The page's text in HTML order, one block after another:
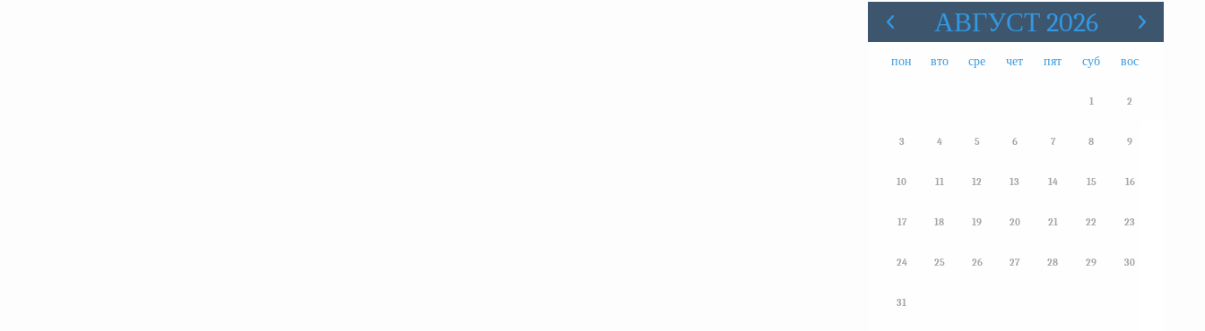
АВГУСТ 2026
пон вто сре чет пят суб вос
1 2
3 4 5 6 7 8 9
10 11 12 13 14 15 16
17 18 19 20 21 22 23
24 25 26 27 28 29 30
31